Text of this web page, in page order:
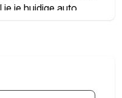
je huidige auto
een eerlijke
Volkswagen, Audi,